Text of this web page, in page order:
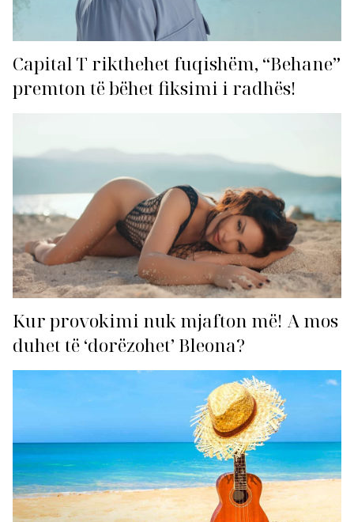
Capital T rikthehet fuqishëm, “Behane”
premton të bëhet fiksimi i radhës!
Kur provokimi nuk mjafton më! A mos
duhet të ‘dorëzohet’ Bleona?